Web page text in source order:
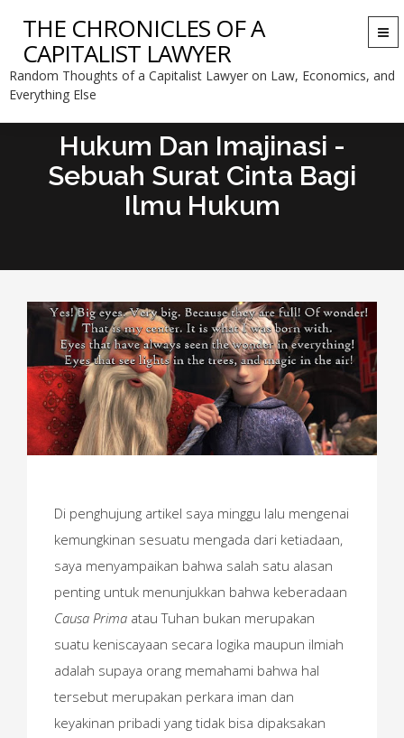
THE CHRONICLES OF A
CAPITALIST LAWYER
Random Thoughts of a Capitalist Lawyer on Law, Economics, and
Everything Else
Hukum Dan Imajinasi -
Sebuah Surat Cinta Bagi
Ilmu Hukum
Di penghujung artikel saya minggu lalu mengenai
kemungkinan sesuatu mengada dari ketiadaan,
saya menyampaikan bahwa salah satu alasan
penting untuk menunjukkan bahwa keberadaan
Causa Prima atau Tuhan bukan merupakan
suatu keniscayaan secara logika maupun ilmiah
adalah supaya orang memahami bahwa hal
tersebut merupakan perkara iman dan
keyakinan pribadi yang tidak bisa dipaksakan